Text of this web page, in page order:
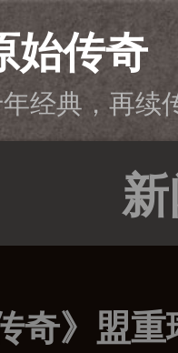
始传奇
经典，再续
奇》盟